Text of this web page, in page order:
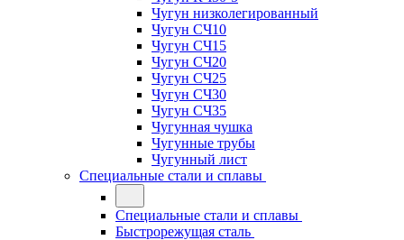
Чугун низколегированный
Чугун СЧ10
Чугун СЧ15
Чугун СЧ20
Чугун СЧ25
Чугун СЧ30
Чугун СЧ35
Чугунная чушка
Чугунные трубы
Чугунный лист
Специальные стали и сплавы
Специальные стали и сплавы
Быстрорежущая сталь